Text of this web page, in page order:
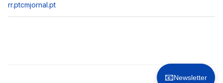
rr.ptcmjornal.pt
📧Newsletter